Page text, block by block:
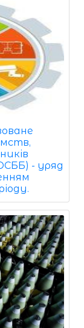
- уряд